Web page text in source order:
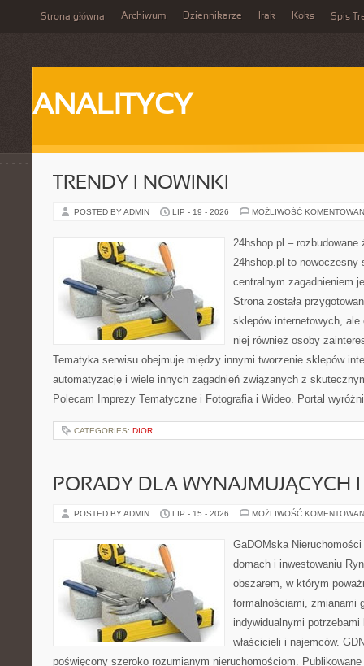
Strona główna Archiwum Dziennikarze Irak Koks Spis
ANALITYCY
TRENDY I NOWINKI
POSTED BY ADMIN LIP - 19 - 2026 MOŻLIWOŚĆ
24hshop.pl – rozbudowane
24hshop.pl to nowoczesny
centralnym zagadnieniem
Strona została
sklepów internetowych, ale
niej również osoby
Tematyka serwisu obejmuje między innymi tworzenie sklepów
automatyzację i wiele innych zagadnień związanych z
Polecam Imprezy Tematyczne i Fotografia i Wideo. Portal
CATEGORIES: DIOR
PORADY DLA WYNAJMUJĄCYCH
POSTED BY ADMIN LIP - 15 - 2026 MOŻLIWOŚĆ
GaDOMska
domach i inwestowaniu
obszarem, w którym
formalnościami, zmianami
indywidualnymi
właścicieli i najemców.
poświęcony szeroko rozumianym nieruchomościom. Publikowane